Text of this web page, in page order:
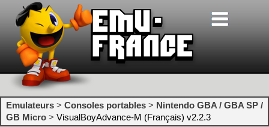
Emulateurs > Consoles portables > Nintendo GBA / GBA SP /
GB Micro > VisualBoyAdvance-M (Français) v2.2.3